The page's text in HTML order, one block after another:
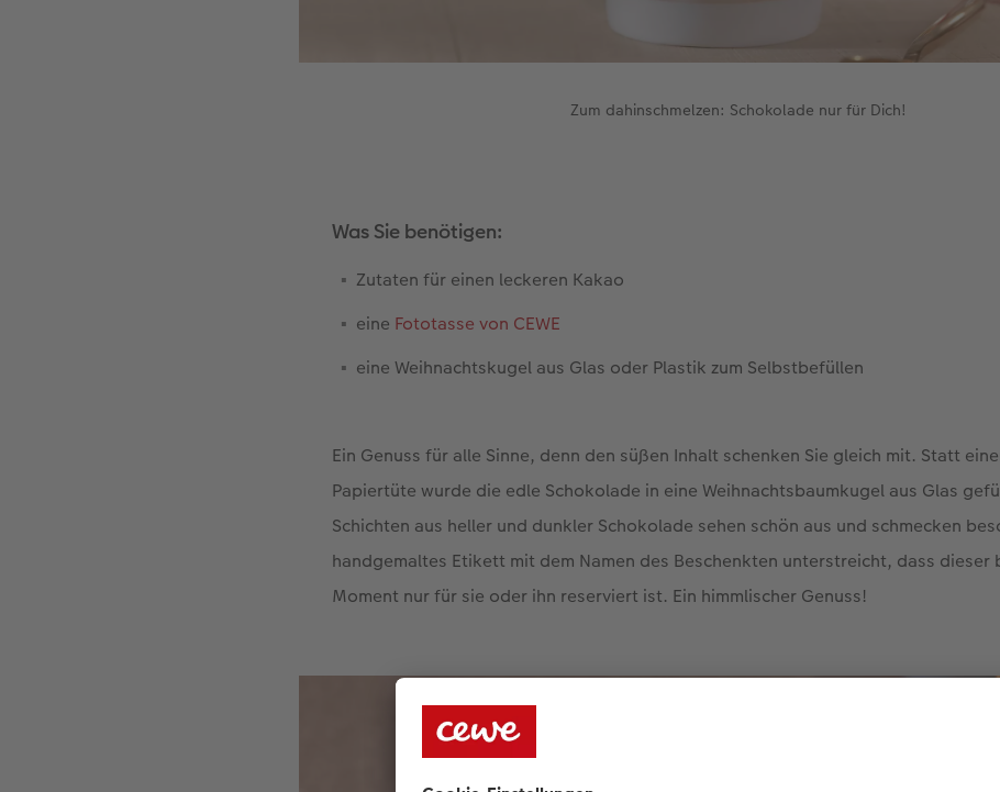
Zum dahinschmelzen: Schokolade nur für Dich!
Was Sie benötigen:
Zutaten für einen leckeren Kakao
eine Fototasse von CEWE
eine Weihnachtskugel aus Glas oder Plastik zum Selbstbefüllen
Ein Genuss für alle Sinne, denn den süßen Inhalt schenken Sie gleich mit. Statt
Papiertüte wurde die edle Schokolade in eine Weihnachtsbaumkugel aus Glas
Schichten aus heller und dunkler Schokolade sehen schön aus und schmecken
handgemaltes Etikett mit dem Namen des Beschenkten unterstreicht, dass dieser
Moment nur für sie oder ihn reserviert ist. Ein himmlischer Genuss!